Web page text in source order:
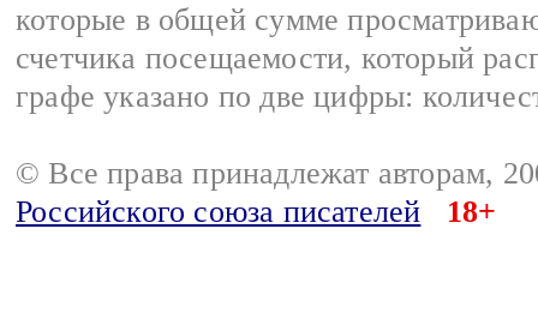
которые в общей сумме
счетчика посещаемости, который
графе указано по две цифры:
© Все права принадлежат авторам,
Российского союза писателей
18+